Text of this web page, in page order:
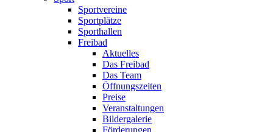
Sportvereine
Sportplätze
Sporthallen
Freibad
Aktuelles
Das Freibad
Das Team
Öffnungszeiten
Preise
Veranstaltungen
Bildergalerie
Förderungen